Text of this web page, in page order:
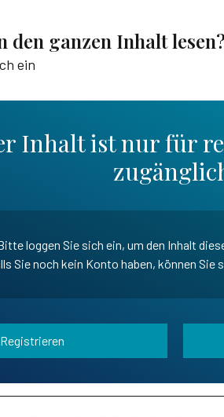
den ganzen Inhalt
ein
Inhalt ist nur für
loggen Sie sich ein, um den Inhalt
Sie noch kein Konto haben, können
Registrieren